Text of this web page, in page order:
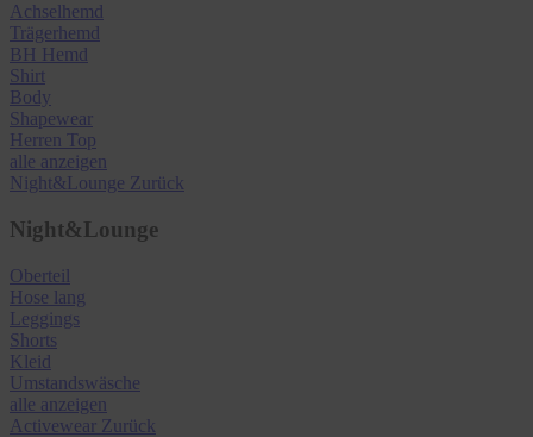
Achselhemd
Trägerhemd
BH Hemd
Shirt
Body
Shapewear
Herren Top
alle anzeigen
Night&Lounge Zurück
Night&Lounge
Oberteil
Hose lang
Leggings
Shorts
Kleid
Umstandswäsche
alle anzeigen
Activewear Zurück